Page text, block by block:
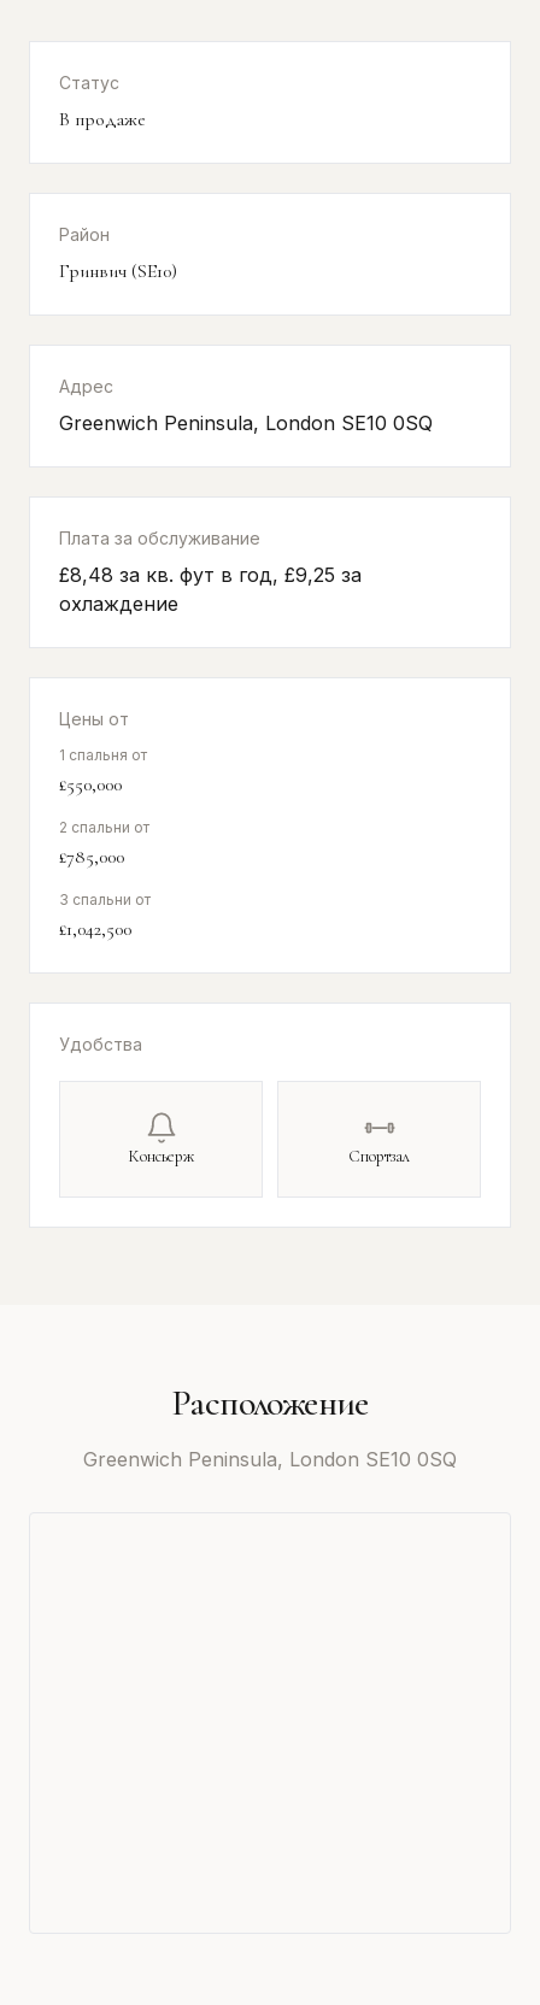
Статус
В продаже
Район
Гринвич (SE10)
Адрес
Greenwich Peninsula, London SE10 0SQ
Плата за обслуживание
£8,48 за кв. фут в год, £9,25 за
охлаждение
Цены от
1 спальня от
£550,000
2 спальни от
£785,000
3 спальни от
£1,042,500
Удобства
Консьерж Спортзал
Расположение
Greenwich Peninsula, London SE10 0SQ